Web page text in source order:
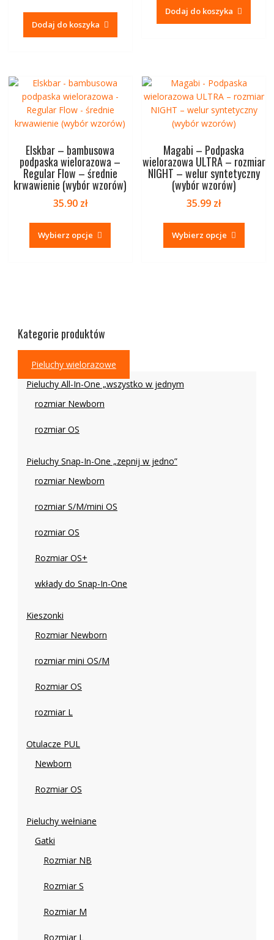
Dodaj do koszyka
Dodaj do koszyka
Elskbar – bambusowa
podpaska wielorazowa –
Regular Flow – średnie
krwawienie (wybór wzorów)
35.90 zł
Wybierz opcje
Ten
ma
Magabi – Podpaska
wielorazowa ULTRA – rozmiar
NIGHT – welur syntetyczny
(wybór wzorów)
35.99 zł
Wybierz opcje
Ten
ma
Kategorie produktów
Pieluchy wielorazowe
Pieluchy All-In-One „wszystko w jednym
rozmiar Newborn
rozmiar OS
Pieluchy Snap-In-One „zepnij w jedno”
rozmiar Newborn
rozmiar S/M/mini OS
rozmiar OS
Rozmiar OS+
wkłady do Snap-In-One
Kieszonki
Rozmiar Newborn
rozmiar mini OS/M
Rozmiar OS
rozmiar L
Otulacze PUL
Newborn
Rozmiar OS
Pieluchy wełniane
Gatki
Rozmiar NB
Rozmiar S
Rozmiar M
Rozmiar L